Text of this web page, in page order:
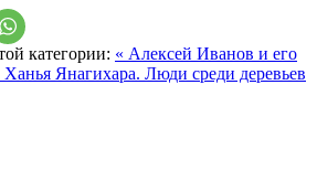
категории: « Алексей Иванов и его
Ханья Янагихара. Люди среди деревьев